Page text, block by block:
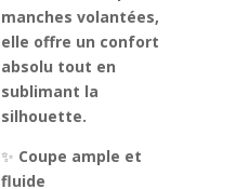
manches volantées,
elle offre un confort
absolu tout en
sublimant la
silhouette.
✨ Coupe ample et
fluide